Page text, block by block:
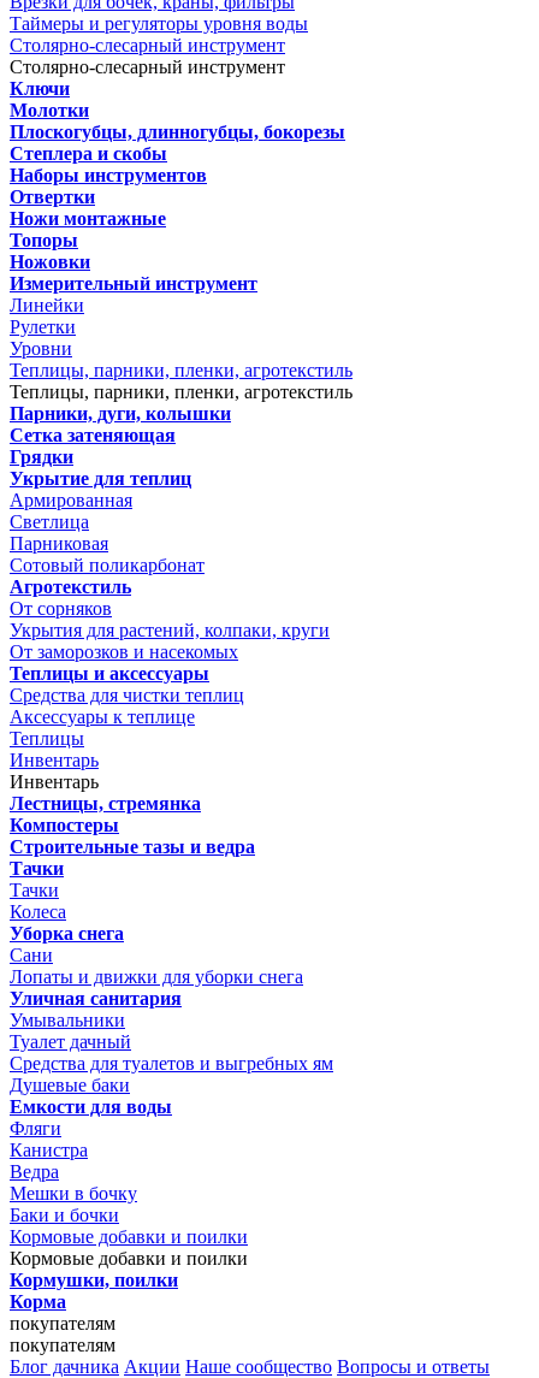
Таймеры и регуляторы уровня воды
Столярно-слесарный инструмент
Столярно-слесарный инструмент
Ключи
Молотки
Плоскогубцы, длинногубцы, бокорезы
Степлера и скобы
Наборы инструментов
Отвертки
Ножи монтажные
Топоры
Ножовки
Измерительный инструмент
Линейки
Рулетки
Уровни
Теплицы, парники, пленки, агротекстиль
Теплицы, парники, пленки, агротекстиль
Парники, дуги, колышки
Сетка затеняющая
Грядки
Укрытие для теплиц
Армированная
Светлица
Парниковая
Сотовый поликарбонат
Агротекстиль
От сорняков
Укрытия для растений, колпаки, круги
От заморозков и насекомых
Теплицы и аксессуары
Средства для чистки теплиц
Аксессуары к теплице
Теплицы
Инвентарь
Инвентарь
Лестницы, стремянка
Компостеры
Строительные тазы и ведра
Тачки
Тачки
Колеса
Уборка снега
Сани
Лопаты и движки для уборки снега
Уличная санитария
Умывальники
Туалет дачный
Средства для туалетов и выгребных ям
Душевые баки
Емкости для воды
Фляги
Канистра
Ведра
Мешки в бочку
Баки и бочки
Кормовые добавки и поилки
Кормовые добавки и поилки
Кормушки, поилки
Корма
покупателям
покупателям
Блог дачника Акции Наше сообщество Вопросы и ответы